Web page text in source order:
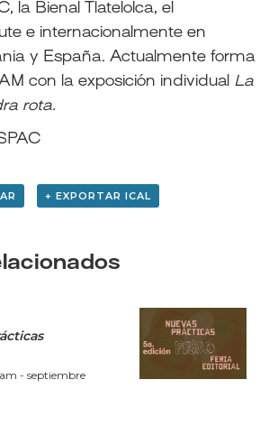
la Bienal Tlatelolca, el
e internacionalmente en
y España. Actualmente forma
con la exposición individual La
rota.
+ EXPORTAR ICAL
- septiembre